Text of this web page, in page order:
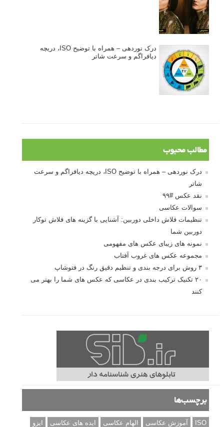
درک نوردهی – همراه با توضیح ISO، دریچه
دیافراگم و سرعت شاتر
مطالب محبوب
درک نوردهی – همراه با توضیح ISO، دریچه دیافراگم و سرعت
شاتر
نقد عکس #۹۹
سوالات عکاسی
تنظیمات فلاش داخلی دوربین: آشنایی با گزینه های فلاش توکار
دوربین شما
نمونه های زیبای عکس های مفهومی
مجموعه عکس های غروب آفتاب
۳ روش برای درجه بندی و تنظیم دقیق رنگ در فتوشاپ
۲۰ تکنیک ترکیب بندی در عکاسی که عکس های شما را بهتر می
کنند
برچسب‌ها
ISO آموزش عکاسی الهام عکاسی ایده های عکاسی
ایزو